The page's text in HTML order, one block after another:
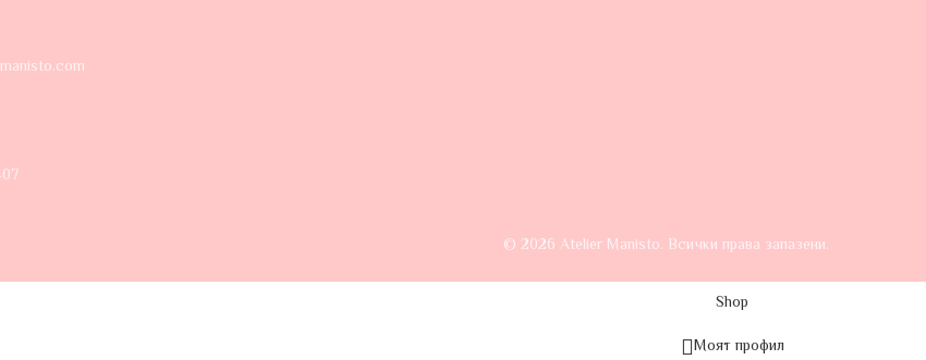
© 2026 Atelier Manisto. Всички права запазени.
Shop
Моят профил